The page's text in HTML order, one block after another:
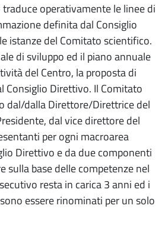
operativamente le linee di
definita dal Consiglio
istanze del Comitato scientifico.
di sviluppo ed il piano annuale
del Centro, la proposta di
Consiglio Direttivo. Il Comitato
dal/dalla Direttore/Direttrice del
dal vice direttore del
per ogni macroarea
Direttivo e da due componenti
sulla base delle competenze nel
resta in carica 3 anni ed i
essere rinominati per un solo